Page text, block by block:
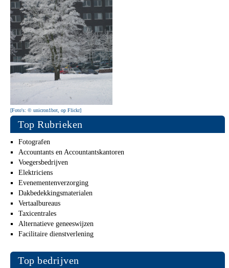
[Foto's: © unicron1bot, op Flickr]
Top Rubrieken
Fotografen
Accountants en Accountantskantoren
Voegersbedrijven
Elektriciens
Evenementenverzorging
Dakbedekkingsmaterialen
Vertaalbureaus
Taxicentrales
Alternatieve geneeswijzen
Facilitaire dienstverlening
Top bedrijven